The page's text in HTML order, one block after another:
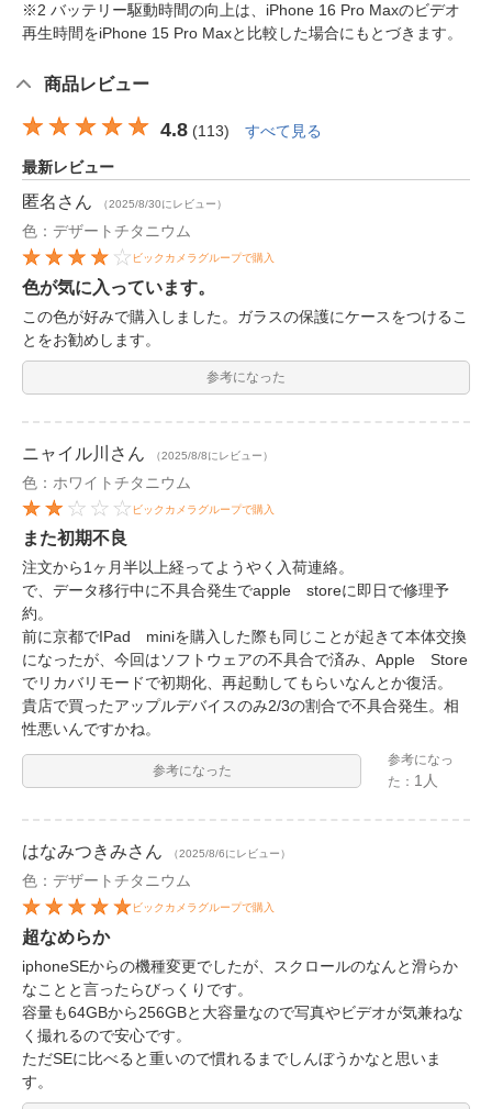
※2 バッテリー駆動時間の向上は、iPhone 16 Pro Maxのビデオ
再生時間をiPhone 15 Pro Maxと比較した場合にもとづきます。
商品レビュー
4.8 (113) すべて見る
最新レビュー
匿名 さん （2025/8/30にレビュー）
色：デザートチタニウム
ビックカメラグループで購入
色が気に入っています。
この色が好みで購入しました。ガラスの保護にケースをつけるこ
とをお勧めします。
参考になった
ニャイル川 さん （2025/8/8にレビュー）
色：ホワイトチタニウム
ビックカメラグループで購入
また初期不良
注文から1ヶ月半以上経ってようやく入荷連絡。
で、データ移行中に不具合発生でapple storeに即日で修理予
約。
前に京都でIPad miniを購入した際も同じことが起きて本体交換
になったが、今回はソフトウェアの不具合で済み、Apple Store
でリカバリモードで初期化、再起動してもらいなんとか復活。
貴店で買ったアップルデバイスのみ2/3の割合で不具合発生。相
性悪いんですかね。
参考になった
参考になっ
た： 1人
はなみつきみさん （2025/8/6にレビュー）
色：デザートチタニウム
ビックカメラグループで購入
超なめらか
iphoneSEからの機種変更でしたが、スクロールのなんと滑らか
なことと言ったらびっくりです。
容量も64GBから256GBと大容量なので写真やビデオが気兼ねな
く撮れるので安心です。
ただSEに比べると重いので慣れるまでしんぼうかなと思いま
す。